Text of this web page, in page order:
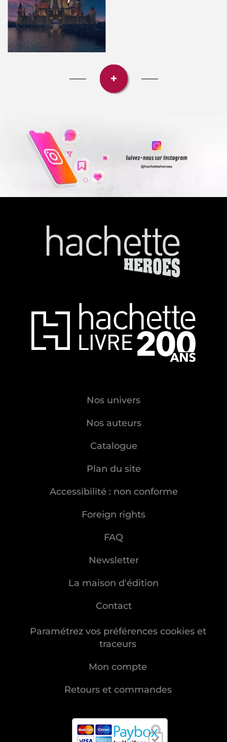
Nos univers
Nos auteurs
Catalogue
Plan du site
Accessibilité : non conforme
Foreign rights
FAQ
Newsletter
La maison d'édition
Contact
Paramétrez vos préférences cookies et
traceurs
Mon compte
Retours et commandes